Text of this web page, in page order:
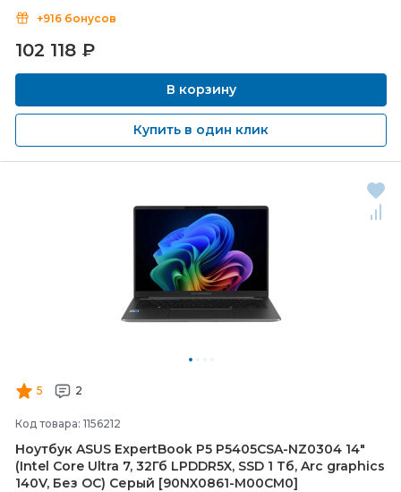
+916 бонусов
102 118 ₽
В корзину
Купить в один клик
5 2
Код товара: 1156212
Ноутбук ASUS ExpertBook P5 P5405CSA-NZ0304 14"
(Intel Core Ultra 7, 32Гб LPDDR5X, SSD 1 Тб, Arc graphics
140V, Без ОС) Серый [90NX0861-M00CM0]